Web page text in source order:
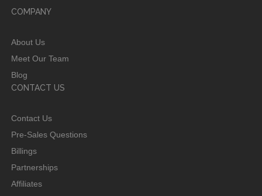
COMPANY
About Us
Meet Our Team
Blog
CONTACT US
Contact Us
Pre-Sales Questions
Billings
Partnerships
Affiliates